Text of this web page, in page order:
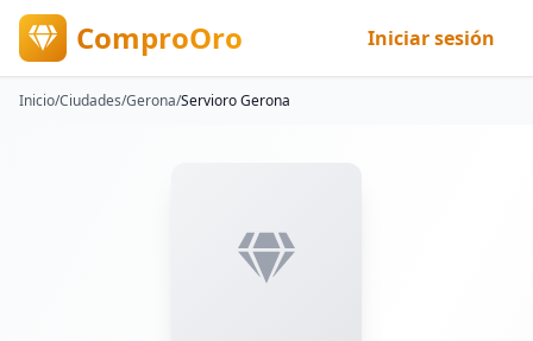
ComproOro Iniciar sesión
Inicio/Ciudades/Gerona/Servioro Gerona